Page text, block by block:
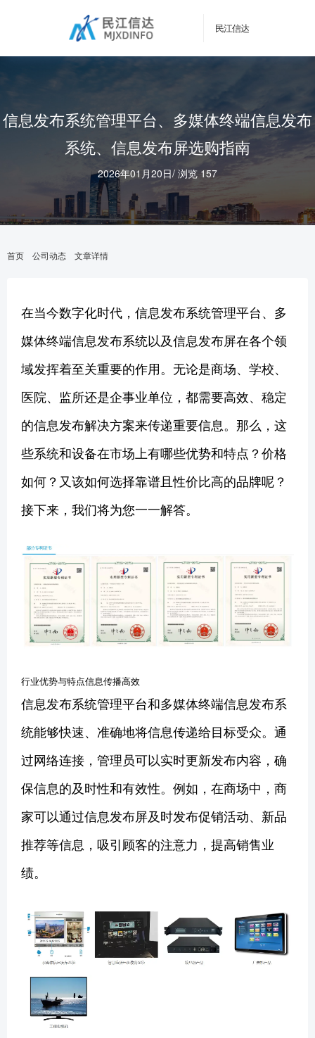
民江信达
信息发布系统管理平台、多媒体终端信息发布
系统、信息发布屏选购指南
2026年01月20日/ 浏览 157
首页 公司动态 文章详情
在当今数字化时代，信息发布系统管理平台、多
媒体终端信息发布系统以及信息发布屏在各个领
域发挥着至关重要的作用。无论是商场、学校、
医院、监所还是企事业单位，都需要高效、稳定
的信息发布解决方案来传递重要信息。那么，这
些系统和设备在市场上有哪些优势和特点？价格
如何？又该如何选择靠谱且性价比高的品牌呢？
接下来，我们将为您一一解答。
行业优势与特点信息传播高效
信息发布系统管理平台和多媒体终端信息发布系
统能够快速、准确地将信息传递给目标受众。通
过网络连接，管理员可以实时更新发布内容，确
保信息的及时性和有效性。例如，在商场中，商
家可以通过信息发布屏及时发布促销活动、新品
推荐等信息，吸引顾客的注意力，提高销售业
绩。